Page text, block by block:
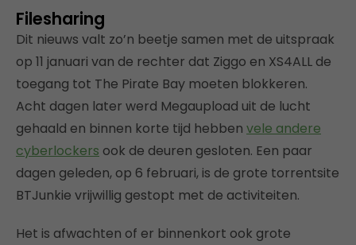
Filesharing
Dit nieuws valt zo’n beetje samen met de uitspraak
op 11 januari van de rechter dat Ziggo en XS4ALL de
toegang tot The Pirate Bay moeten blokkeren.
Acht dagen later werd Megaupload uit de lucht
gehaald en binnen korte tijd hebben vele andere
cyberlockers ook de deuren gesloten. Een paar
dagen geleden, op 6 februari, is de grote torrentsite
BTJunkie vrijwillig gestopt met de activiteiten.
Het is afwachten of er binnenkort ook grote